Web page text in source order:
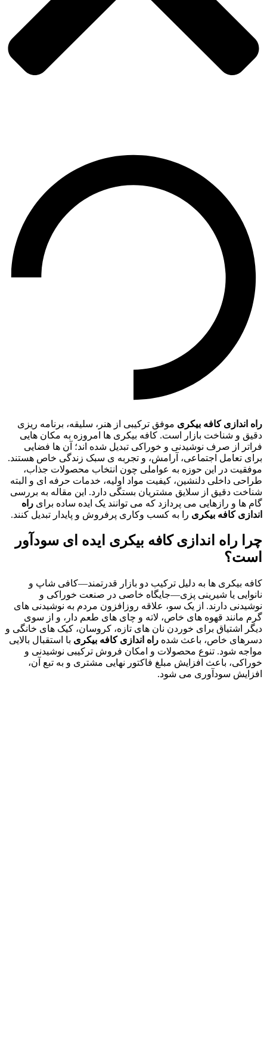
راه اندازی کافه بیکری موفق ترکیبی از هنر، سلیقه، برنامه ریزی
دقیق و شناخت بازار است. کافه بیکری ها امروزه به مکان هایی
فراتر از صرف نوشیدنی و خوراکی تبدیل شده اند؛ آن ها فضایی
برای تعامل اجتماعی، آرامش، و تجربه ی سبک زندگی خاص هستند.
موفقیت در این حوزه به عواملی چون انتخاب محصولات جذاب،
طراحی داخلی دلنشین، کیفیت مواد اولیه، خدمات حرفه ای و البته
شناخت دقیق از سلایق مشتریان بستگی دارد. این مقاله به بررسی
گام ها و رازهایی می پردازد که می توانند یک ایده ساده برای راه
اندازی کافه بیکری را به کسب وکاری پرفروش و پایدار تبدیل کنند.
چرا راه اندازی کافه بیکری ایده ای سودآور
است؟
کافه بیکری ها به دلیل ترکیب دو بازار قدرتمند—کافی شاپ و
نانوایی یا شیرینی پزی—جایگاه خاصی در صنعت خوراکی و
نوشیدنی دارند. از یک سو، علاقه روزافزون مردم به نوشیدنی های
گرم مانند قهوه های خاص، لاته و چای های طعم دار، و از سوی
دیگر اشتیاق برای خوردن نان های تازه، کروسان، کیک های خانگی و
دسرهای خاص، باعث شده راه اندازی کافه بیکری با استقبال بالایی
مواجه شود. تنوع محصولات و امکان فروش ترکیبی نوشیدنی و
خوراکی، باعث افزایش مبلغ فاکتور نهایی مشتری و به تبع آن،
افزایش سودآوری می شود.